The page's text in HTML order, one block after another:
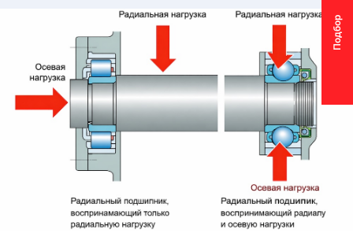
П
о
д
б
о
р
м
о
т
о
р
-
р
е
д
у
к
т
о
р